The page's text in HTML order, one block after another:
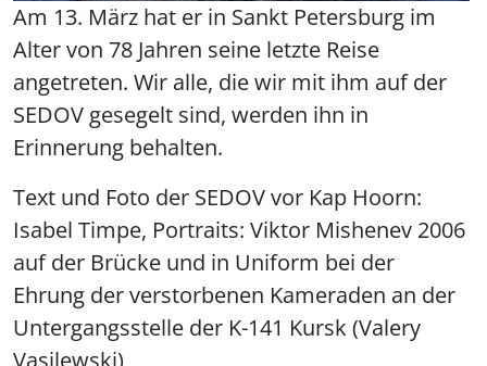
Am 13. März hat er in Sankt Petersburg im
Alter von 78 Jahren seine letzte Reise
angetreten. Wir alle, die wir mit ihm auf der
SEDOV gesegelt sind, werden ihn in
Erinnerung behalten.
Text und Foto der SEDOV vor Kap Hoorn:
Isabel Timpe, Portraits: Viktor Mishenev 2006
auf der Brücke und in Uniform bei der
Ehrung der verstorbenen Kameraden an der
Untergangsstelle der K-141 Kursk (Valery
Vasilewski)